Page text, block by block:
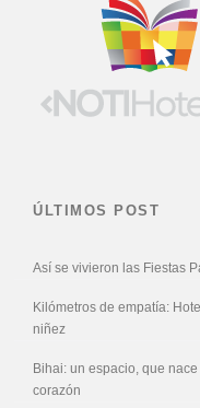
ÚLTIMOS POST
Así se vivieron las Fiestas
Kilómetros de empatía:
niñez
Bihai: un espacio, que
corazón